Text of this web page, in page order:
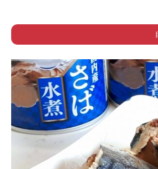
Page 1 ー 血管力チェックリスト
Page 2
ー 血管を守る“善玉”を魚
ー 魚の脂の恩恵を缶詰
Page 3 ー 新常識その1：血管イ
Page 4 ー 新常識その2：血管ボ